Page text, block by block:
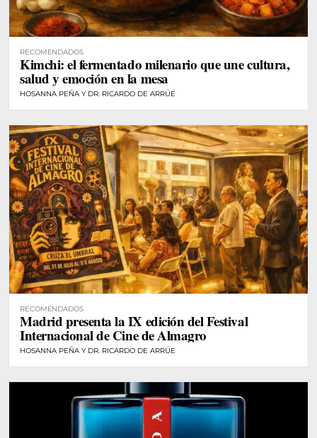
RECOMENDADOS
Kimchi: el fermentado milenario que une cultura,
salud y emoción en la mesa
HOSANNA PEÑA Y DR. RICARDO DE ARRÚE
RECOMENDADOS
Madrid presenta la IX edición del Festival
Internacional de Cine de Almagro
HOSANNA PEÑA Y DR. RICARDO DE ARRÚE